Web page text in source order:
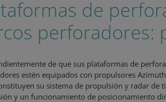
de
perforadores:
de que sus plataformas de
estén equipados con propulsores
su sistema de propulsión y radar de
y un funcionamiento de posicionamiento